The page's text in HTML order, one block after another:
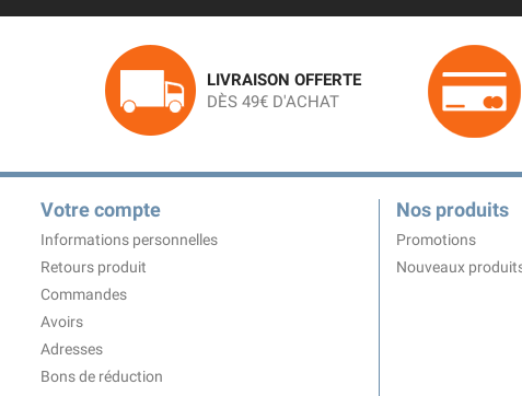
LIVRAISON OFFERTE
DÈS 49€ D'ACHAT
Votre compte
Informations personnelles
Retours produit
Commandes
Avoirs
Adresses
Bons de réduction
Nos produits
Promotions
Nouveaux